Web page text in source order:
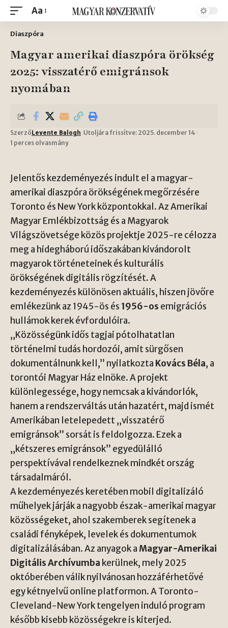
Aa
Diaszpóra
Magyar amerikai diaszpóra örökség
2025: visszatérő emigránsok
nyomában
Szerző Levente Balogh Utoljára frissítve: 2025. december 14
1 perces olvasmány
Jelentős kezdeményezés indult el a magyar-
amerikai diaszpóra örökségének megőrzésére
Toronto és New York központokkal. Az Amerikai
Magyar Emlékbizottság és a Magyarok
Világszövetsége közös projektje 2025-re célozza
meg a hidegháború időszakában kivándorolt
magyarok történeteinek és kulturális
örökségének digitális rögzítését. A
kezdeményezés különösen aktuális, hiszen jövőre
emlékezünk az 1945-ös és 1956-os emigrációs
hullámok kerek évfordulóira.
„Közösségünk idős tagjai pótolhatatlan
történelmi tudás hordozói, amit sürgősen
dokumentálnunk kell,” nyilatkozta Kovács Béla, a
torontói Magyar Ház elnöke. A projekt
különlegessége, hogy nemcsak a kivándorlók,
hanem a rendszerváltás után hazatért, majd ismét
Amerikában letelepedett „visszatérő
emigránsok” sorsát is feldolgozza. Ezek a
„kétszeres emigránsok” egyedülálló
perspektívával rendelkeznek mindkét ország
társadalmáról.
A kezdeményezés keretében mobil digitalizáló
műhelyek járják a nagyobb észak-amerikai magyar
közösségeket, ahol szakemberek segítenek a
családi fényképek, levelek és dokumentumok
digitalizálásában. Az anyagok aMagyar-Amerikai
Digitális Archívumba kerülnek, mely 2025
októberében válik nyilvánosan hozzáférhetővé
egy kétnyelvű online platformon. A Toronto-
Cleveland-New York tengelyen induló program
később kisebb közösségekre is kiterjed.